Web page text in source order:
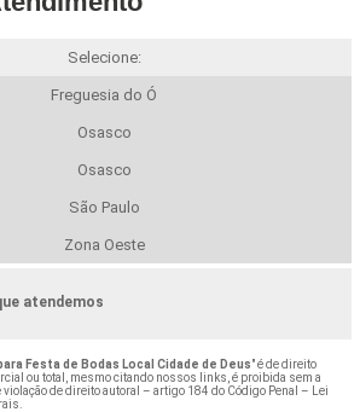
Selecione:
Freguesia do Ó
Osasco
Osasco
São Paulo
Zona Oeste
atendemos
Festa de Bodas Local Cidade de Deus" é de direito
ou total, mesmo citando nossos links, é proibida sem a
de direito autoral – artigo 184 do Código Penal –
Lei